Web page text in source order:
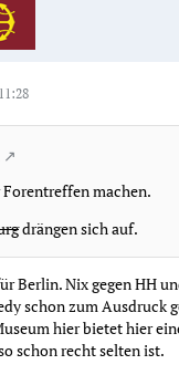
machen.
drängen sich auf.
Berlin. Nix gegen HH
schon zum Ausdruck
hier bietet hier
schon recht selten ist.